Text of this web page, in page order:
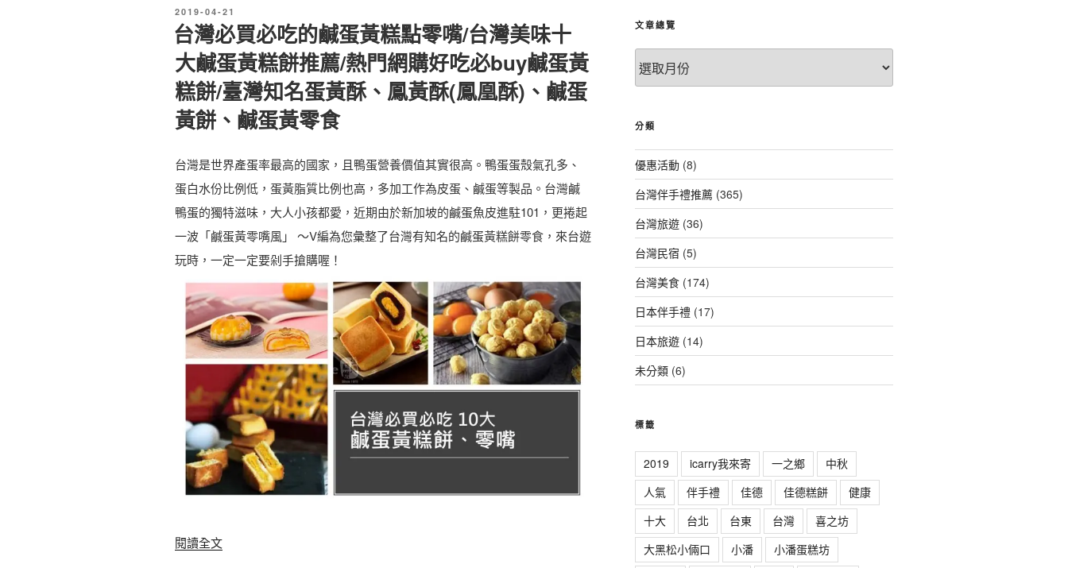
最
好
吃
的
T
P
1
5
零
嘴
〉
全
收
錄
|
台
灣
乾
薦
|
來
台
必
買
1
0
大
肉
乾
9
母
親
節
別
惱
，
好
禮
推
薦
|
母
親
節
送
禮
清
單
大
開
發
佈
於
2019-04-21
台灣必買必吃的鹹蛋黃糕點零嘴/台灣美味十
大鹹蛋黃糕餅推薦/熱門網購好吃必buy鹹蛋黃
糕餅/臺灣知名蛋黃酥、鳳黃酥(鳳凰酥)、鹹蛋
黃餅、鹹蛋黃零食
台灣是世界產蛋率最高的國家，且鴨蛋營養價值其實很高。鴨蛋蛋殼氣孔多、
蛋白水份比例低，蛋黃脂質比例也高，多加工作為皮蛋、鹹蛋等製品。台灣鹹
鴨蛋的獨特滋味，大人小孩都愛，近期由於新加坡的鹹蛋魚皮進駐101，更捲起
一波「鹹蛋黃零嘴風」 ～V編為您彙整了台灣有知名的鹹蛋黃糕餅零食，來台遊
玩時，一定一定要剁手搶購喔！
閱讀全文〈
文章總覽
章
總
分類
優惠活動(8)
台灣伴手禮推薦(365)
台灣旅遊(36)
台灣民宿 (5)
台灣美食(174)
日本伴手禮(17)
日本旅遊(14)
未分類(6)
標籤
2019 icarry我來寄 一之鄉
中秋
人氣
伴手禮 佳德 佳德糕餅
健康
十大
台北 台東 台灣
喜之坊
大黑松小倆口
小潘
小潘蛋糕坊